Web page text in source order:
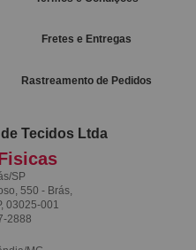
Fretes e Entregas
Rastreamento de Pedidos
Tecidos Ltda
SP
550 - Brás,
03025-001
2888